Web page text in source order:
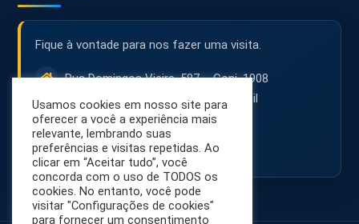
Fique à vontade para nos fazer uma visita.
Rua Domingos Vieira, 587 – Conj. 1908
30150-242 – Belo Horizonte – MG – Brasil
(31) 3071-8001
contato@netsol.com.br
Usamos cookies em nosso site para
oferecer a você a experiência mais
relevante, lembrando suas
preferências e visitas repetidas. Ao
clicar em “Aceitar tudo”, você
concorda com o uso de TODOS os
cookies. No entanto, você pode
visitar "Configurações de cookies"
para fornecer um consentimento